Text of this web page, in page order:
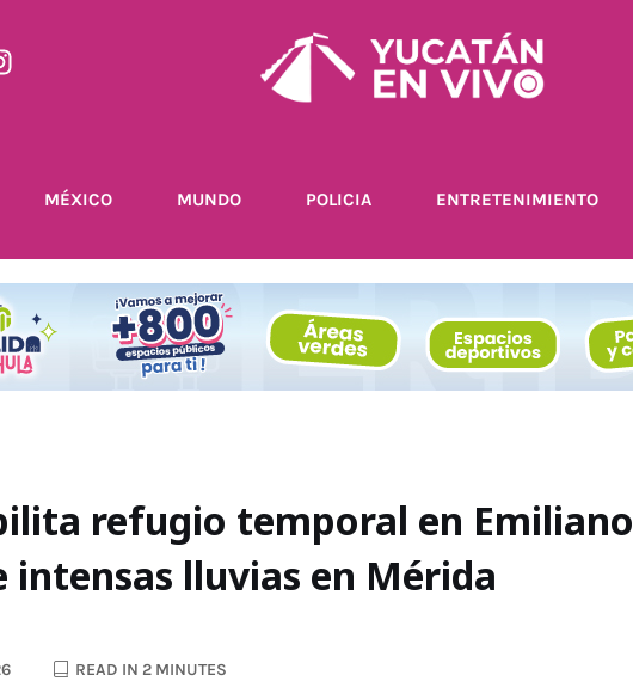
MÉXICO MUNDO POLICIA ENTRETENIMIENTO
refugio temporal en Emiliano
lluvias en Mérida
READ IN 2 MINUTES